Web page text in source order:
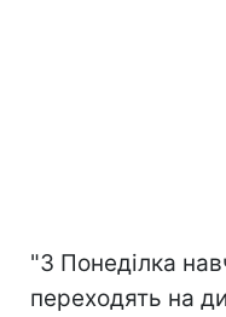
"З Понеділка
переходять на